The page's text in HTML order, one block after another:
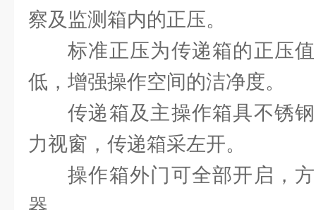
察及监测箱内的正压。
标准正压为传递箱的正压
低，增强操作空间的洁净度。
传递箱及主操作箱具不锈
力视窗，传递箱采左开。
操作箱外门可全部开启，